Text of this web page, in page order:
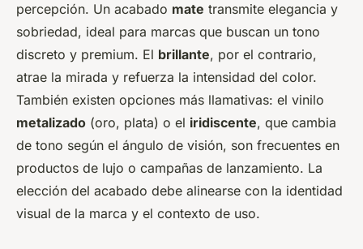
percepción. Un acabado mate transmite elegancia y
sobriedad, ideal para marcas que buscan un tono
discreto y premium. El brillante, por el contrario,
atrae la mirada y refuerza la intensidad del color.
También existen opciones más llamativas: el vinilo
metalizado (oro, plata) o el iridiscente, que cambia
de tono según el ángulo de visión, son frecuentes en
productos de lujo o campañas de lanzamiento. La
elección del acabado debe alinearse con la identidad
visual de la marca y el contexto de uso.